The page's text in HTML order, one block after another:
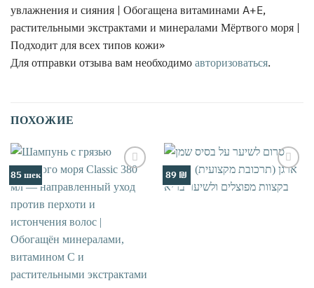
увлажнения и сияния | Обогащена витаминами A+E,
растительными экстрактами и минералами Мёртвого моря |
Подходит для всех типов кожи»
Для отправки отзыва вам необходимо авторизоваться.
ПОХОЖИЕ
85 шек 89 ₪ אהבתי